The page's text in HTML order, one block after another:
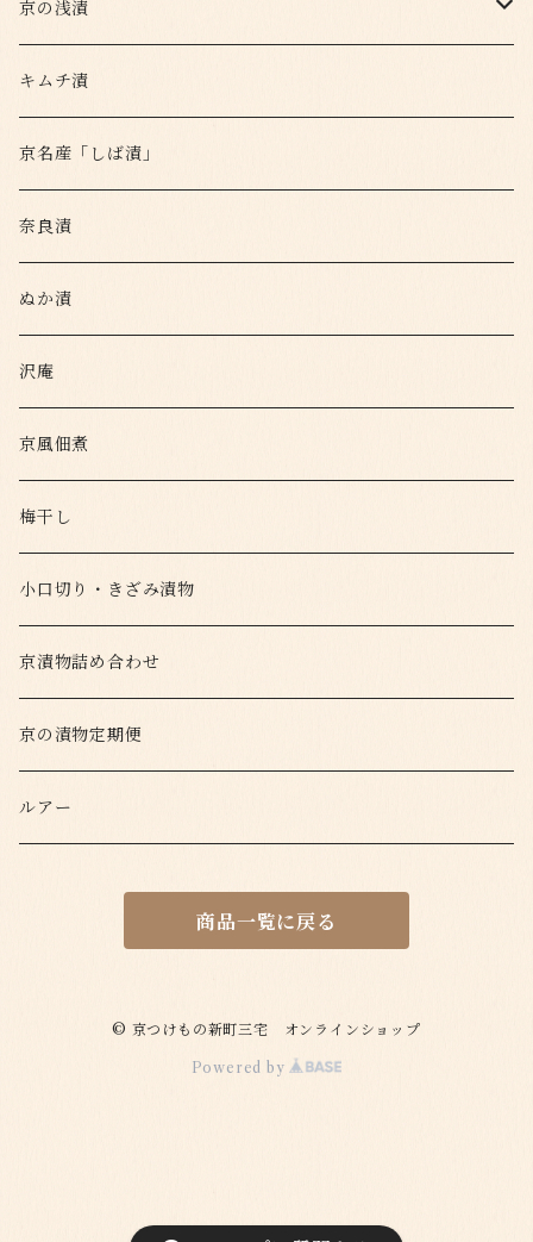
京の浅漬
定番
変わり種
キムチ漬
京名産「しば漬」
奈良漬
ぬか漬
沢庵
京風佃煮
梅干し
小口切り・きざみ漬物
京漬物詰め合わせ
京の漬物定期便
ルアー
商品一覧に戻る
© 京つけもの新町三宅 オンラインショップ
Powered by